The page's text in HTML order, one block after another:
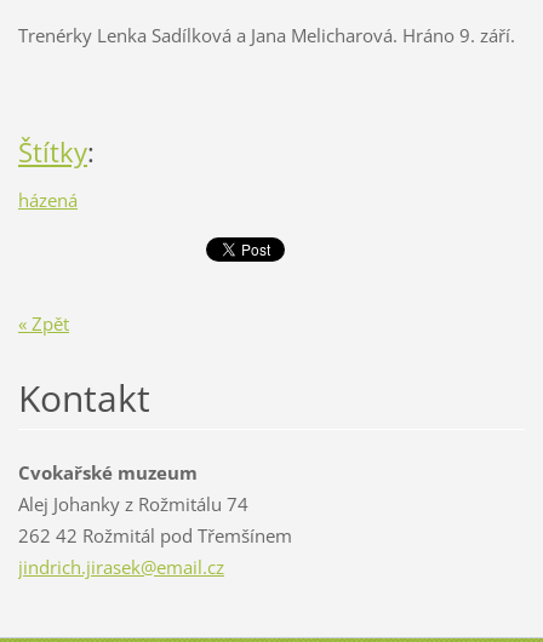
Trenérky Lenka Sadílková a Jana Melicharová. Hráno 9. září.
Štítky:
házená
« Zpět
Kontakt
Cvokařské muzeum
Alej Johanky z Rožmitálu 74
262 42 Rožmitál pod Třemšínem
jindrich.jirasek@email.cz